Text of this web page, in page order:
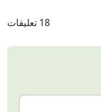
18 تعليقات